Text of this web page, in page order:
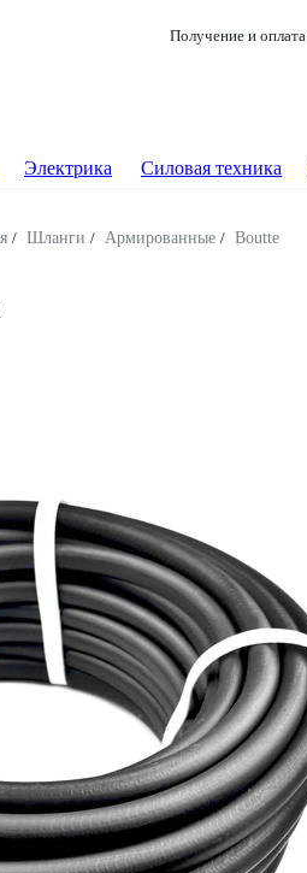
Получение и оплата
Электрика Силовая техника
/ Шланги / Армированные / Boutte